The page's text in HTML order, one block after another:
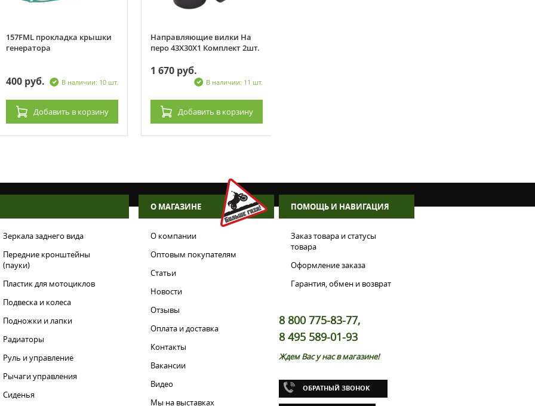
157FML прокладка крышки
генератора
400 руб. В наличии: 10 шт.
Добавить в корзину
Направляющие вилки На
перо 43X30X1 Комплект 2шт.
1 670 руб.
В наличии: 11 шт.
Добавить в корзину
Зеркала заднего вида
Передние кронштейны
(пауки)
Пластик для мотоциклов
Подвеска и колеса
Подножки и лапки
Радиаторы
Руль и управление
Рычаги управления
Сиденья
О МАГАЗИНЕ
О компании
Оптовым покупателям
Статьи
Новости
Отзывы
Оплата и доставка
Контакты
Вакансии
Видео
Мы на выставках
ПОМОЩЬ И НАВИГАЦИЯ
Заказ товара и статусы
товара
Оформление заказа
Гарантия, обмен и возврат
8 800 775-83-77,
8 495 589-01-93
Ждем Вас у нас в магазине!
ОБРАТНЫЙ ЗВОНОК